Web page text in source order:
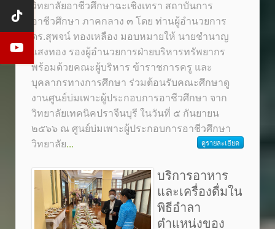
วิทยาลัยอาชีวศึกษาฉะเชิงเทรา สถาบันการ
อาชีวศึกษา ภาคกลาง ๓ โดย ท่านผู้อำนวยการ
ดร.สุพจน์ ทองเหลือง มอบหมายให้ นายชำนาญ
แสงทอง รองผู้อำนวยการฝ่ายบริหารทรัพยากร
พร้อมด้วยคณะผู้บริหาร ข้าราชการครู และ
บุคลากรทางการศึกษา ร่วมต้อนรับคณะศึกษาดู
งานศูนย์บ่มเพาะผู้ประกอบการอาชีวศึกษา จาก
วิทยาลัยเทคนิคปราจีนบุรี ในวันที่ ๕ กันยายน
๒๕๖๖ ณ ศูนย์บ่มเพาะผู้ประกอบการอาชีวศึกษา
วิทยาลัย... ดูรายละเอียด
บริการอาหาร
และเครื่องดื่มใน
พิธีอำลา
ตำแหน่งของ